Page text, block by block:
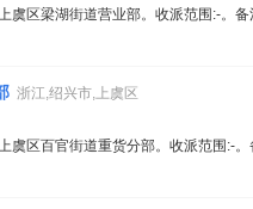
虞区梁湖街道营业部。收派范围:-。
浙江,绍兴市,上虞区
虞区百官街道重货分部。收派范围:-